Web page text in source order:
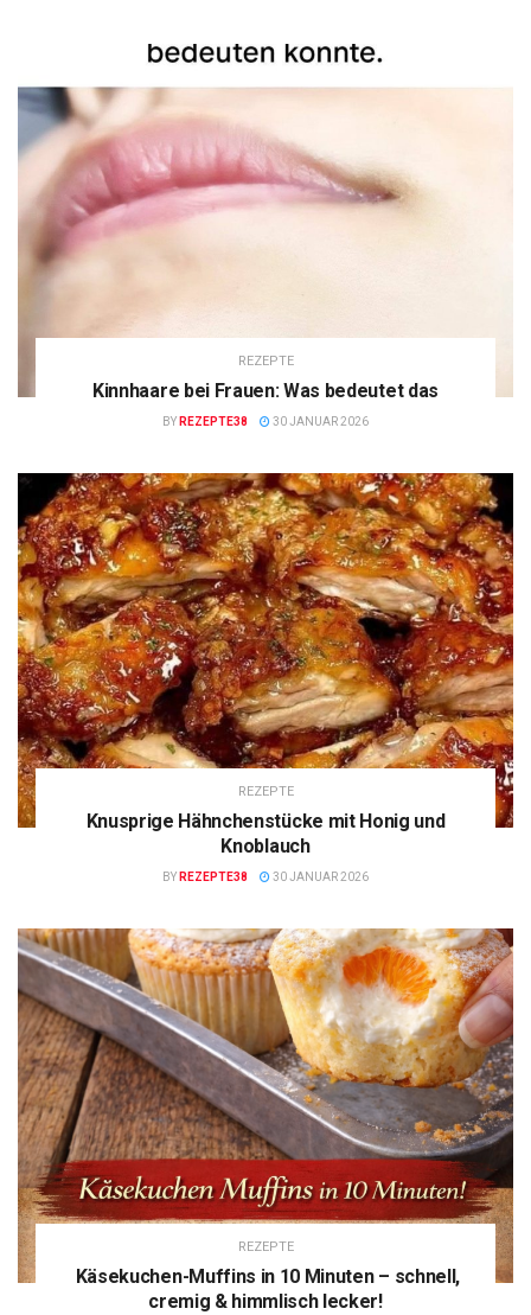
REZEPTE
Kinnhaare bei Frauen: Was bedeutet das
BY REZEPTE38 30 JANUAR 2026
REZEPTE
Knusprige Hähnchenstücke mit Honig und
Knoblauch
BY REZEPTE38 30 JANUAR 2026
REZEPTE
Käsekuchen-Muffins in 10 Minuten – schnell,
cremig & himmlisch lecker!